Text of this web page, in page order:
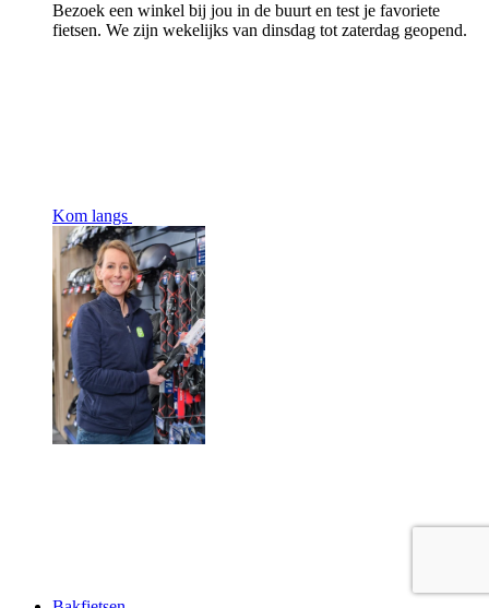
Bezoek een winkel bij jou in de buurt en test je favoriete
fietsen. We zijn wekelijks van dinsdag tot zaterdag geopend.
Kom langs